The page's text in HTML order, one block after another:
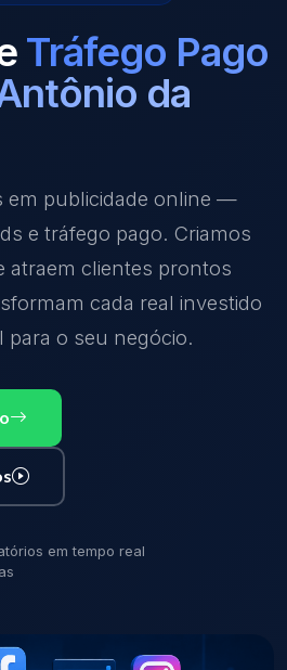
Tráfego Pago
da
em publicidade online —
e tráfego pago. Criamos
atraem clientes prontos
cada real investido
para o seu negócio.
em tempo real